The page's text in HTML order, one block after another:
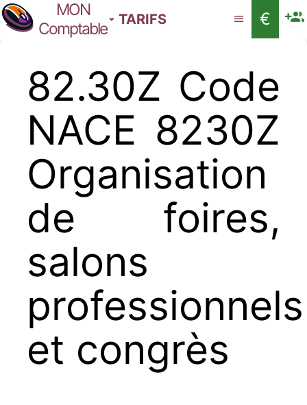
MON
Comptable
TARIFS €
82.30Z Code
NACE 8230Z
Organisation
de foires,
salons
professionnels
et congrès